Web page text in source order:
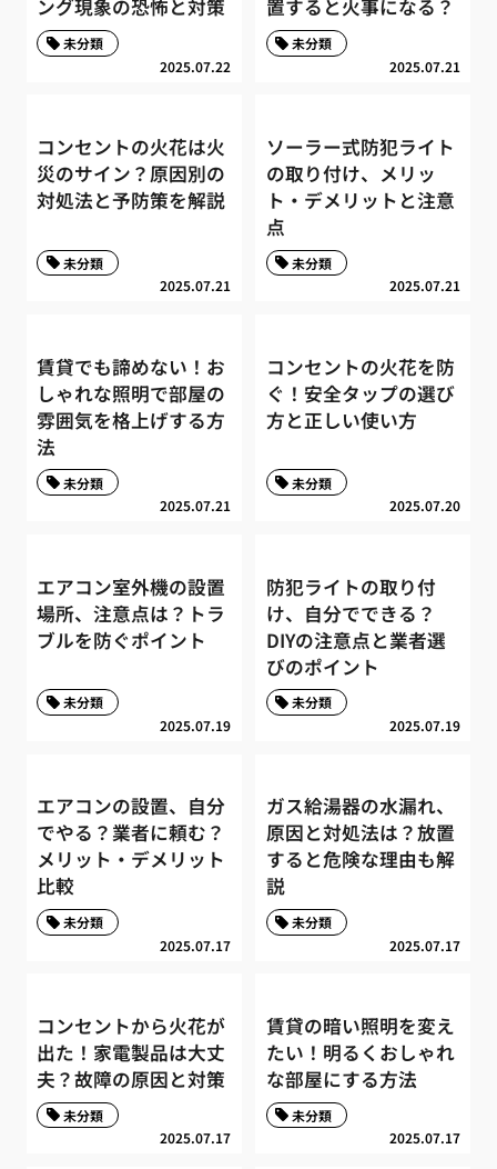
ング現象の恐怖と対策
2025.07.22
未分類
置すると火事になる？
2025.07.21
未分類
コンセントの火花は火
災のサイン？原因別の
対処法と予防策を解説
2025.07.21
未分類
ソーラー式防犯ライト
の取り付け、メリッ
ト・デメリットと注意
点
2025.07.21
未分類
賃貸でも諦めない！お
しゃれな照明で部屋の
雰囲気を格上げする方
法
2025.07.21
未分類
コンセントの火花を防
ぐ！安全タップの選び
方と正しい使い方
2025.07.20
未分類
エアコン室外機の設置
場所、注意点は？トラ
ブルを防ぐポイント
2025.07.19
未分類
防犯ライトの取り付
け、自分でできる？
DIYの注意点と業者選
びのポイント
2025.07.19
未分類
エアコンの設置、自分
でやる？業者に頼む？
メリット・デメリット
比較
2025.07.17
未分類
ガス給湯器の水漏れ、
原因と対処法は？放置
すると危険な理由も解
説
2025.07.17
未分類
コンセントから火花が
出た！家電製品は大丈
夫？故障の原因と対策
2025.07.17
未分類
賃貸の暗い照明を変え
たい！明るくおしゃれ
な部屋にする方法
2025.07.17
未分類